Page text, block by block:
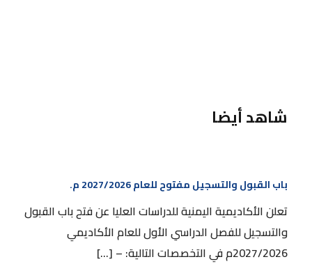
شاهد أيضا
باب القبول والتسجيل مفتوح للعام 2027/2026 م.
تعلن الأكاديمية اليمنية للدراسات العليا عن فتح باب القبول
والتسجيل للفصل الدراسي الأول للعام الأكاديمي
2027/2026م في التخصصات التالية: – […]